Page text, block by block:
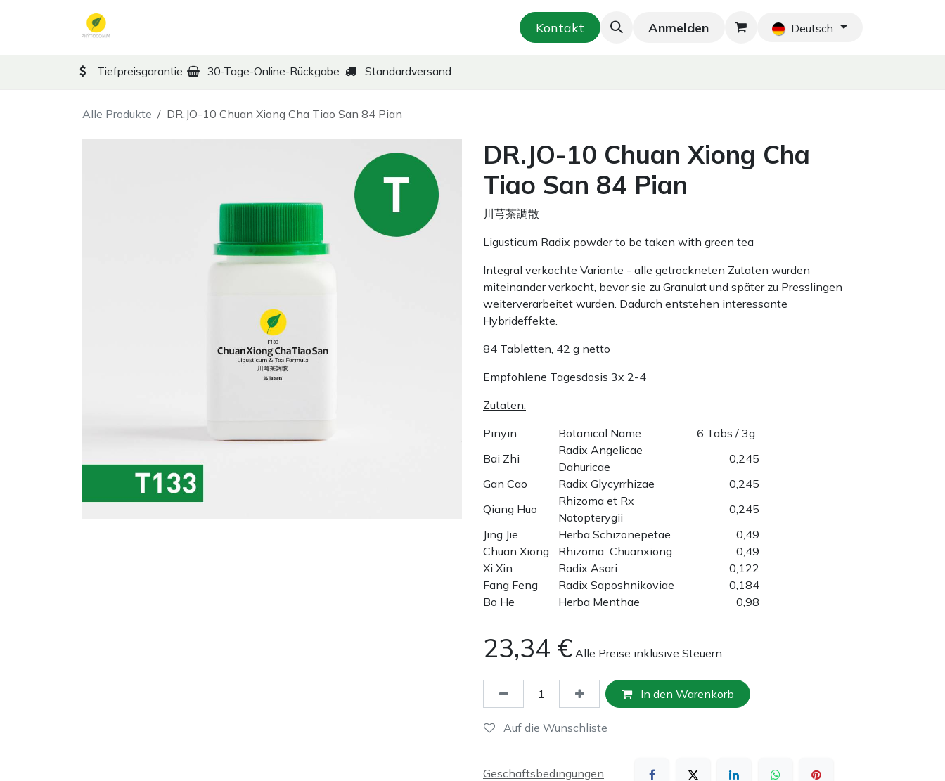
Kräuter-Zubereitungen Neu! Blog Home Shop
Kontakt Anmelden Deutsch
Tiefpreisgarantie 30-Tage-Online-Rückgabe Standardversand
Alle Produkte DR.JO-10 Chuan Xiong Cha Tiao San 84 Pian
DR.JO-10 Chuan Xiong Cha
Tiao San 84 Pian
川芎茶調散
Ligusticum Radix powder to be taken with green tea
Integral verkochte Variante - alle getrockneten Zutaten wurden
miteinander verkocht, bevor sie zu Granulat und später zu Presslingen
weiterverarbeitet wurden. Dadurch entstehen interessante
Hybrideffekte.
84 Tabletten, 42 g netto
Empfohlene Tagesdosis 3x 2-4
Zutaten:
Pinyin
Botanical Name
6 Tabs / 3g
Bai Zhi
Radix Angelicae
Dahuricae
0,245
Gan Cao
Radix Glycyrrhizae
0,245
Qiang Huo
Rhizoma et Rx
Notopterygii
0,245
Jing Jie
Herba Schizonepetae
0,49
Chuan Xiong
Rhizoma Chuanxiong
0,49
Xi Xin
Radix Asari
0,122
Fang Feng
Radix Saposhnikoviae
0,184
Bo He
Herba Menthae 0,98
23,34 € Alle Preise inklusive Steuern
In den Warenkorb
Auf die Wunschliste
Geschäftsbedingungen